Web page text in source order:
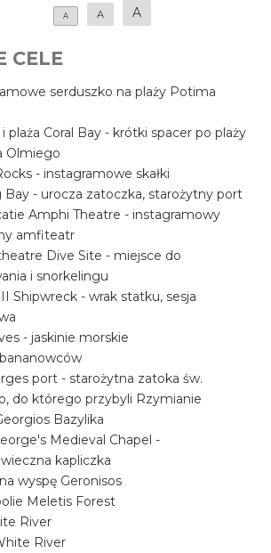
A
A A
CELE
serduszko na plaży Potima
plaża Coral Bay - krótki spacer po plaży
Olmiego
- instagramowe skałki
Bay - urocza zatoczka, starożytny port
Amphi Theatre - instagramowy
amfiteatr
Dive Site - miejsce do
i snorkelingu
Shipwreck - wrak statku, sesja
- jaskinie morskie
port - starożytna zatoka św.
do którego przybyli Rzymianie
Bazylika
Medieval Chapel -
kapliczka
wyspę Geronisos
Meletis Forest
River
River